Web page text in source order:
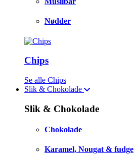
Nødder
Chips
Se alle Chips
Slik & Chokolade
Slik & Chokolade
Chokolade
Karamel, Nougat & fudge